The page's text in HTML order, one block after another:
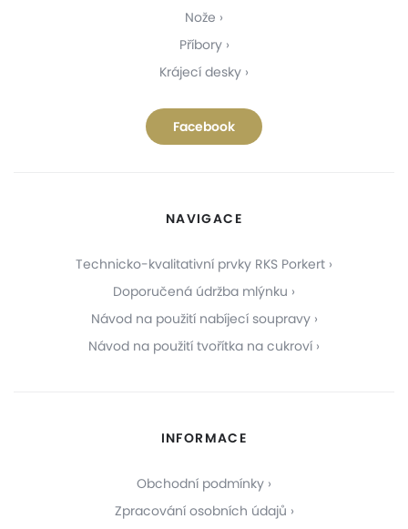
Nože
Příbory
Krájecí desky
Facebook
NAVIGACE
Technicko-kvalitativní prvky RKS Porkert
Doporučená údržba mlýnku
Návod na použití nabíjecí soupravy
Návod na použití tvořítka na cukroví
INFORMACE
Obchodní podmínky
Zpracování osobních údajů